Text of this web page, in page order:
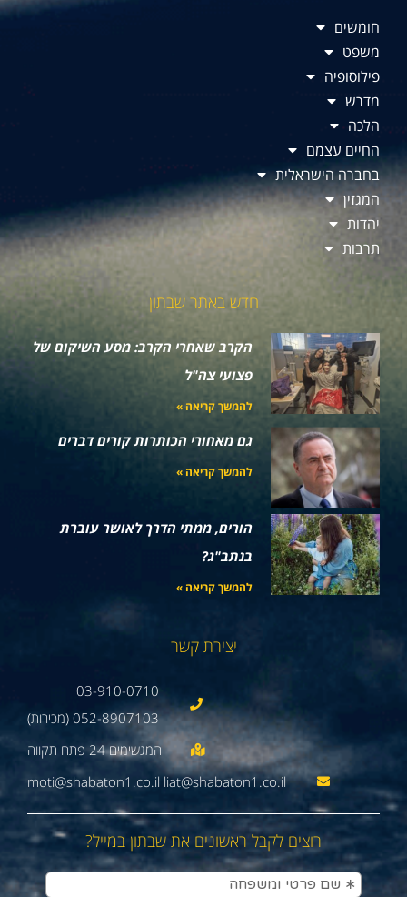
חומשים
משפט
פילוסופיה
מדרש
הלכה
החיים עצמם
בחברה הישראלית
המגזין
יהדות
תרבות
חדש באתר שבתון
הקרב שאחרי הקרב: מסע השיקום של
פצועי צה"ל
להמשך קריאה »
גם מאחורי הכותרות קורים דברים
להמשך קריאה »
הורים, ממתי הדרך לאושר עוברת
בנתב"ג?
להמשך קריאה »
יצירת קשר
03-910-0710
052-8907103 (מכירות)
moti@shabaton1.co.il liat@shabaton1.co.il
רוצים לקבל ראשונים את שבתון במייל?